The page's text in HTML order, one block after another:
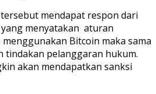
mendapat respon dari
menyatakan aturan
Bitcoin maka sama
tindakan pelanggaran hukum.
akan mendapatkan sanksi